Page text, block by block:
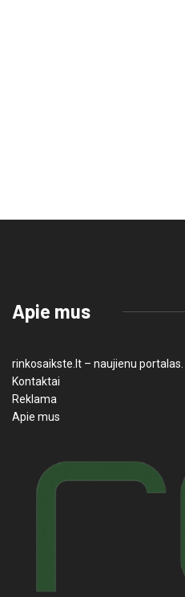
Apie mus
rinkosaikste.lt – naujienu portalas.
Kontaktai
Reklama
Apie mus